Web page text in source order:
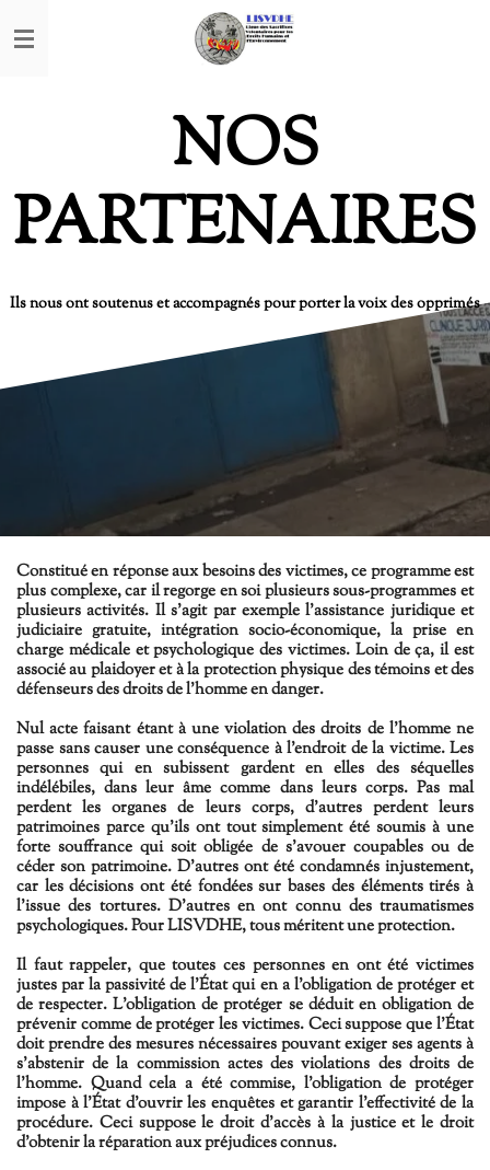
au
NOS
PARTENAIRES
Ils nous ont soutenus et accompagnés pour porter la voix des opprimés
Constitué en réponse aux besoins des victimes, ce programme est
plus complexe, car il regorge en soi plusieurs sous-programmes et
plusieurs activités. Il s'agit par exemple l'assistance juridique et
judiciaire gratuite, intégration socio-économique, la prise en
charge médicale et psychologique des victimes. Loin de ça, il est
associé au plaidoyer et à la protection physique des témoins et des
défenseurs des droits de l'homme en danger.
Nul acte faisant étant à une violation des droits de l'homme ne
passe sans causer une conséquence à l'endroit de la victime. Les
personnes qui en subissent gardent en elles des séquelles
indélébiles, dans leur âme comme dans leurs corps. Pas mal
perdent les organes de leurs corps, d'autres perdent leurs
patrimoines parce qu'ils ont tout simplement été soumis à une
forte souffrance qui soit obligée de s’avouer coupables ou de
céder son patrimoine. D'autres ont été condamnés injustement,
car les décisions ont été fondées sur bases des éléments tirés à
l'issue des tortures. D'autres en ont connu des traumatismes
psychologiques. Pour LISVDHE, tous méritent une protection.
Il faut rappeler, que toutes ces personnes en ont été victimes
justes par la passivité de l'État qui en a l'obligation de protéger et
de respecter. L'obligation de protéger se déduit en obligation de
prévenir comme de protéger les victimes. Ceci suppose que l'État
doit prendre des mesures nécessaires pouvant exiger ses agents à
s'abstenir de la commission actes des violations des droits de
l'homme. Quand cela a été commise, l'obligation de protéger
impose à l'État d'ouvrir les enquêtes et garantir l'effectivité de la
procédure. Ceci suppose le droit d'accès à la justice et le droit
d'obtenir la réparation aux préjudices connus.